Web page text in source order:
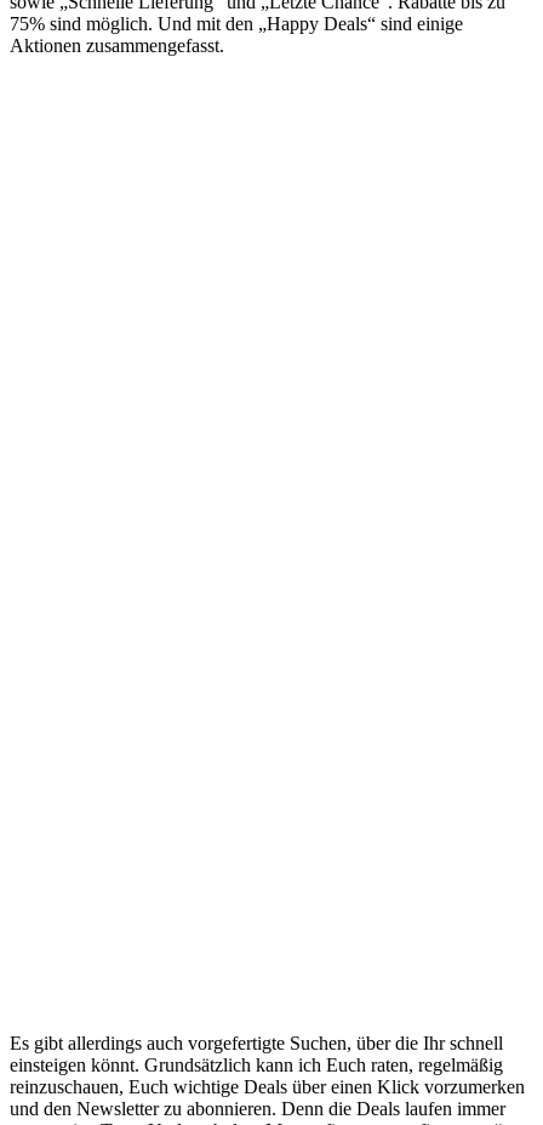
75% sind möglich. Und mit den „Happy Deals“ sind einige
Aktionen zusammengefasst.
Es gibt allerdings auch vorgefertigte Suchen, über die Ihr schnell
einsteigen könnt. Grundsätzlich kann ich Euch raten, regelmäßig
reinzuschauen, Euch wichtige Deals über einen Klick vorzumerken
und den Newsletter zu abonnieren. Denn die Deals laufen immer